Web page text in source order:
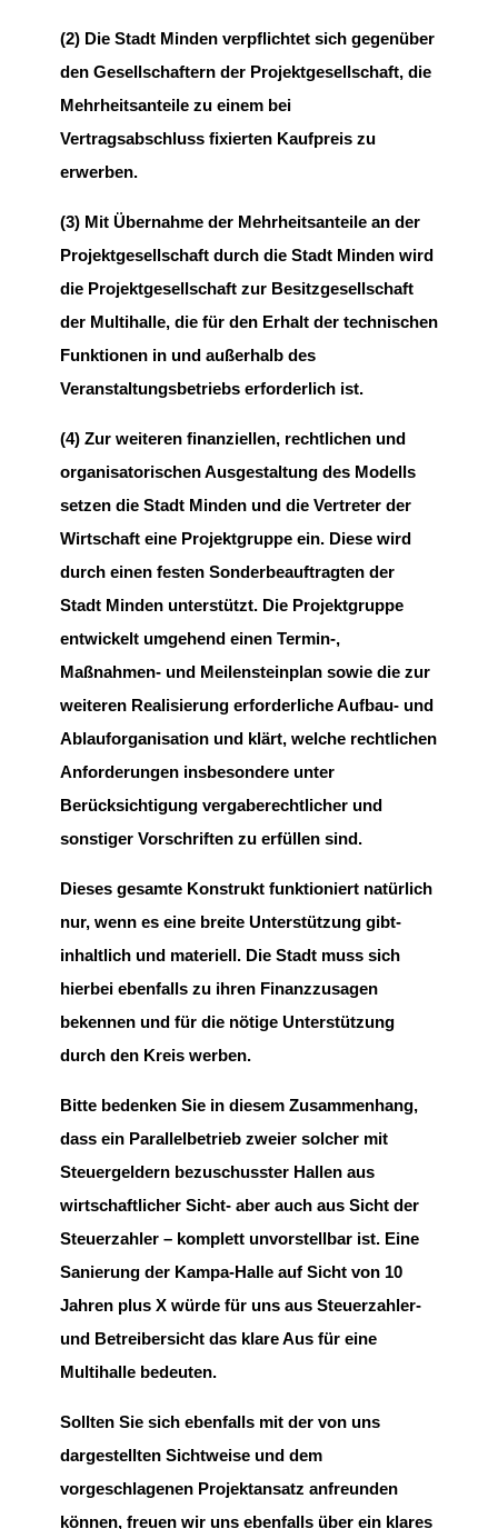
(2) Die Stadt Minden verpflichtet sich gegenüber
den Gesellschaftern der Projektgesellschaft, die
Mehrheitsanteile zu einem bei
Vertragsabschluss fixierten Kaufpreis zu
erwerben.
(3) Mit Übernahme der Mehrheitsanteile an der
Projektgesellschaft durch die Stadt Minden wird
die Projektgesellschaft zur Besitzgesellschaft
der Multihalle, die für den Erhalt der technischen
Funktionen in und außerhalb des
Veranstaltungsbetriebs erforderlich ist.
(4) Zur weiteren finanziellen, rechtlichen und
organisatorischen Ausgestaltung des Modells
setzen die Stadt Minden und die Vertreter der
Wirtschaft eine Projektgruppe ein. Diese wird
durch einen festen Sonderbeauftragten der
Stadt Minden unterstützt. Die Projektgruppe
entwickelt umgehend einen Termin-,
Maßnahmen- und Meilensteinplan sowie die zur
weiteren Realisierung erforderliche Aufbau- und
Ablauforganisation und klärt, welche rechtlichen
Anforderungen insbesondere unter
Berücksichtigung vergaberechtlicher und
sonstiger Vorschriften zu erfüllen sind.
Dieses gesamte Konstrukt funktioniert natürlich
nur, wenn es eine breite Unterstützung gibt­
inhaltlich und materiell. Die Stadt muss sich
hierbei ebenfalls zu ihren Finanzzusagen
bekennen und für die nötige Unterstützung
durch den Kreis werben.
Bitte bedenken Sie in diesem Zusammenhang,
dass ein Parallelbetrieb zweier solcher mit
Steuergeldern bezuschusster Hallen aus
wirtschaftlicher Sicht- aber auch aus Sicht der
Steuerzahler – komplett unvorstellbar ist. Eine
Sanierung der Kampa-Halle auf Sicht von 10
Jahren plus X würde für uns aus Steuerzahler-
und Betreibersicht das klare Aus für eine
Multihalle bedeuten.
Sollten Sie sich ebenfalls mit der von uns
dargestellten Sichtweise und dem
vorgeschlagenen Projektansatz anfreunden
können, freuen wir uns ebenfalls über ein klares